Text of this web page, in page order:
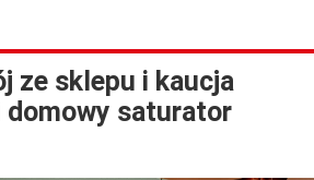
ze sklepu i kaucja
saturator